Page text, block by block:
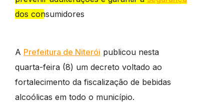
dos consumidores
A Prefeitura de Niterói publicou nesta
quarta-feira (8) um decreto voltado ao
fortalecimento da fiscalização de bebidas
alcoólicas em todo o município.